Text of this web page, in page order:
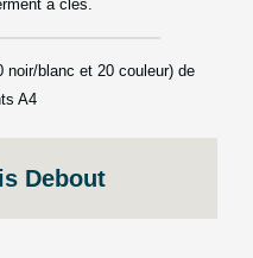
à clés.
noir/blanc et 20 couleur) de
A4
Debout